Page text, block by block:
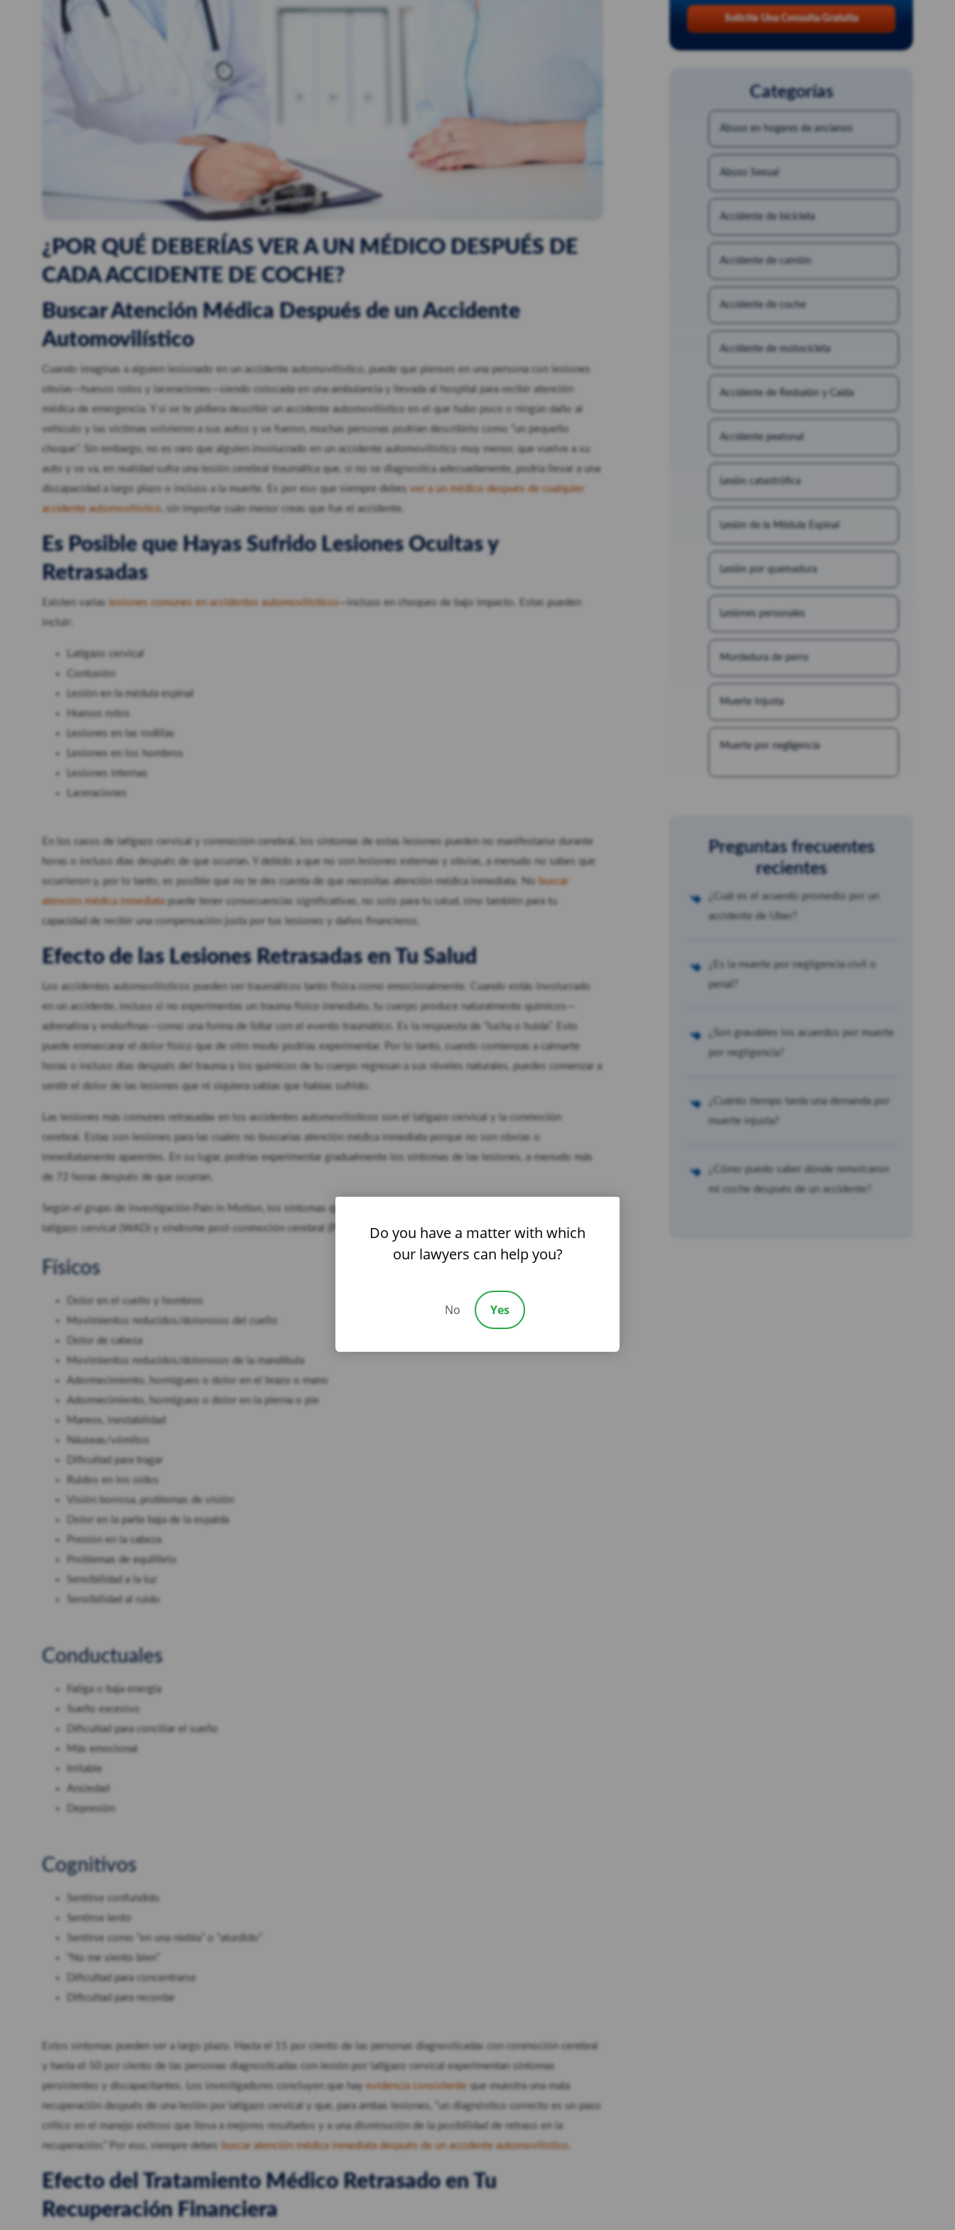
¿POR QUÉ DEBERÍAS VER A UN MÉDICO DESPUÉS DE
CADA ACCIDENTE DE COCHE?
Buscar Atención Médica Después de un Accidente
Automovilístico
Cuando imaginas a alguien lesionado en un accidente automovilístico, puede que pienses en una persona con lesiones
obvias—huesos rotos y laceraciones—siendo colocada en una ambulancia y llevada al hospital para recibir atención
médica de emergencia. Y si se te pidiera describir un accidente automovilístico en el que hubo poco o ningún daño al
vehículo y las víctimas volvieron a sus autos y se fueron, muchas personas podrían describirlo como “un pequeño
choque”. Sin embargo, no es raro que alguien involucrado en un accidente automovilístico muy menor, que vuelve a su
auto y se va, en realidad sufra una lesión cerebral traumática que, si no se diagnostica adecuadamente, podría llevar a una
discapacidad a largo plazo o incluso a la muerte. Es por eso que siempre debes ver a un médico después de cualquier
accidente automovilístico , sin importar cuán menor creas que fue el accidente.
Es Posible que Hayas Sufrido Lesiones Ocultas y
Retrasadas
Existen varias lesiones comunes en accidentes automovilísticos —incluso en choques de bajo impacto. Estas pueden
incluir:
Latigazo cervical
Contusión
Lesión en la médula espinal
Huesos rotos
Lesiones en las rodillas
Lesiones en los hombros
Lesiones internas
Laceraciones
En los casos de latigazo cervical y conmoción cerebral, los síntomas de estas lesiones pueden no manifestarse durante
horas o incluso días después de que ocurran. Y debido a que no son lesiones externas y obvias, a menudo no sabes que
ocurrieron y, por lo tanto, es posible que no te des cuenta de que necesitas atención médica inmediata. No
buscar
atención médica inmediatapuede tener consecuencias significativas, no solo para tu salud, sino también para tu
capacidad de recibir una compensación justa por tus lesiones y daños financieros.
Efecto de las Lesiones Retrasadas en Tu Salud
Los accidentes automovilísticos pueden ser traumáticos tanto física como emocionalmente. Cuando estás involucrado
en un accidente, incluso si no experimentas un trauma físico inmediato, tu cuerpo produce naturalmente químicos—
adrenalina y endorfinas—como una forma de lidiar con el evento traumático. Es la respuesta de “lucha o huida”. Esto
puede enmascarar el dolor físico que de otro modo podrías experimentar. Por lo tanto, cuando comienzas a calmarte
horas o incluso días después del trauma y los químicos de tu cuerpo regresan a sus niveles naturales, puedes comenzar a
sentir el dolor de las lesiones que ni siquiera sabías que habías sufrido.
Las lesiones más comunes retrasadas en los accidentes automovilísticos son el latigazo cervical y la conmoción
cerebral. Estas son lesiones para las cuales no buscarías atención médica inmediata porque no son obvias o
inmediatamente aparentes. En su lugar, podrías experimentar gradualmente los síntomas de las lesiones, a menudo más
de 72 horas después de que ocurran.
Según el grupo de investigación Pain in Motion, los síntomas que puedes experimentar, llamados trastorno asociado al
latigazo cervical (WAD) y síndrome post-conmoción cerebral (PCS), pueden incluir lo siguiente:
Físicos
Dolor en el cuello y hombros
Movimientos reducidos/dolorosos del cuello
Dolor de cabeza
Movimientos reducidos/dolorosos de la mandíbula
Adormecimiento, hormigueo o dolor en el brazo o mano
Adormecimiento, hormigueo o dolor en la pierna o pie
Mareos, inestabilidad
Náuseas/vómitos
Dificultad para tragar
Ruidos en los oídos
Visión borrosa, problemas de visión
Dolor en la parte baja de la espalda
Presión en la cabeza
Problemas de equilibrio
Sensibilidad a la luz
Sensibilidad al ruido
Conductuales
Fatiga o baja energía
Sueño excesivo
Dificultad para conciliar el sueño
Más emocional
Irritable
Ansiedad
Depresión
Cognitivos
Sentirse confundido
Sentirse lento
Sentirse como “en una niebla” o “aturdido”
“No me siento bien”
Dificultad para concentrarse
Dificultad para recordar
Estos síntomas pueden ser a largo plazo. Hasta el 15 por ciento de las personas diagnosticadas con conmoción cerebral
y hasta el 50 por ciento de las personas diagnosticadas con lesión por latigazo cervical experimentan síntomas
persistentes y discapacitantes. Los investigadores concluyen que hay evidencia consistente que muestra una mala
recuperación después de una lesión por latigazo cervical y que, para ambas lesiones, “un diagnóstico correcto es un paso
crítico en el manejo exitoso que lleva a mejores resultados y a una disminución de la posibilidad de retraso en la
recuperación.” Por eso, siempre debes
buscar atención médica inmediata después de un accidente automovilístico
Efecto del Tratamiento Médico Retrasado en Tu
Recuperación Financiera
Solicite Una Consulta Gratuita
Categorías
Abuso en hogares de ancianos
Abuso Sexual
Accidente de bicicleta
Accidente de camión
Accidente de coche
Accidente de motocicleta
Accidente de Resbalón y Caída
Accidente peatonal
Lesión catastrófica
Lesión de la Médula Espinal
Lesión por quemadura
Lesiones personales
Mordedura de perro
Muerte Injusta
Muerte por negligencia
Preguntas frecuentes
recientes
¿Cuál es el acuerdo promedio por un
accidente de Uber?
¿Es la muerte por negligencia civil o
penal?
¿Son gravables los acuerdos por muerte
por negligencia?
¿Cuánto tiempo tarda una demanda por
muerte injusta?
¿Cómo puedo saber dónde remolcaron
mi coche después de un accidente?
Do you have a matter with which
our lawyers can help you?
No Yes